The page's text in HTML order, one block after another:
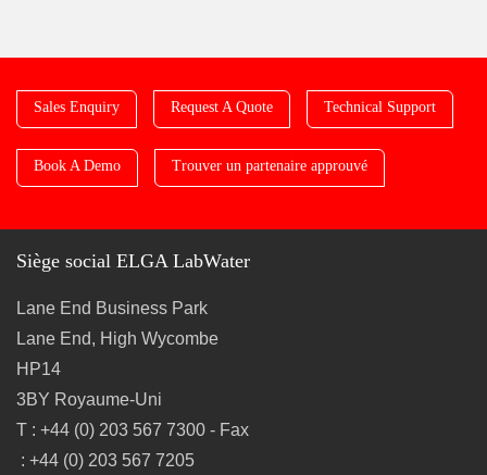
Sales Enquiry Request A Quote Technical Support
Book A Demo Trouver un partenaire approuvé
Siège social ELGA LabWater
Lane End Business Park
Lane End, High Wycombe
HP14
3BY Royaume-Uni
T : +44 (0) 203 567 7300 - Fax
: +44 (0) 203 567 7205